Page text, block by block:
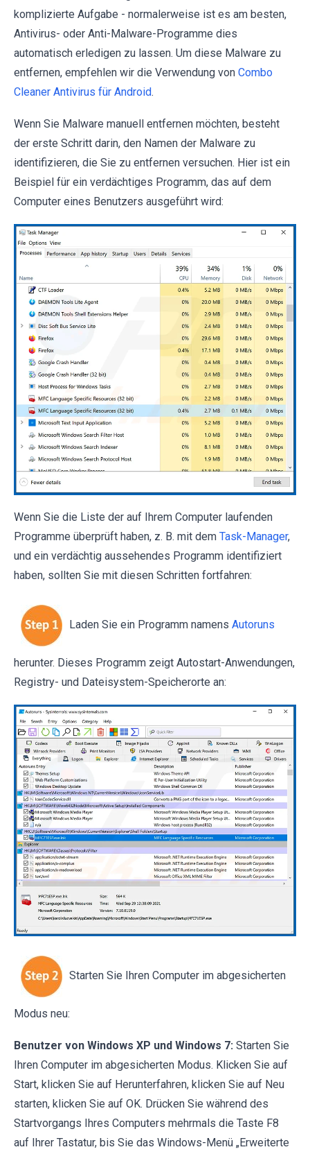
komplizierte Aufgabe - normalerweise ist es am besten,
Antivirus- oder Anti-Malware-Programme dies
automatisch erledigen zu lassen. Um diese Malware zu
entfernen, empfehlen wir die Verwendung von Combo
Cleaner Antivirus für Android.
Wenn Sie Malware manuell entfernen möchten, besteht
der erste Schritt darin, den Namen der Malware zu
identifizieren, die Sie zu entfernen versuchen. Hier ist ein
Beispiel für ein verdächtiges Programm, das auf dem
Computer eines Benutzers ausgeführt wird:
Wenn Sie die Liste der auf Ihrem Computer laufenden
Programme überprüft haben, z. B. mit dem Task-Manager,
und ein verdächtig aussehendes Programm identifiziert
haben, sollten Sie mit diesen Schritten fortfahren:
Laden Sie ein Programm namens Autoruns
herunter. Dieses Programm zeigt Autostart-Anwendungen,
Registry- und Dateisystem-Speicherorte an:
Starten Sie Ihren Computer im abgesicherten
Modus neu:
Benutzer von Windows XP und Windows 7: Starten Sie
Ihren Computer im abgesicherten Modus. Klicken Sie auf
Start, klicken Sie auf Herunterfahren, klicken Sie auf Neu
starten, klicken Sie auf OK. Drücken Sie während des
Startvorgangs Ihres Computers mehrmals die Taste F8
auf Ihrer Tastatur, bis Sie das Windows-Menü „Erweiterte